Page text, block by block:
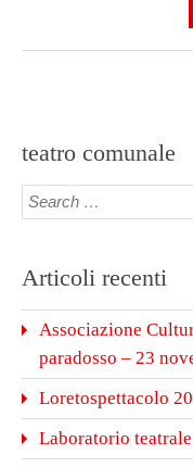
teatro comunale
Articoli recenti
Associazione
paradosso – 23
Loretospettacolo
Laboratorio